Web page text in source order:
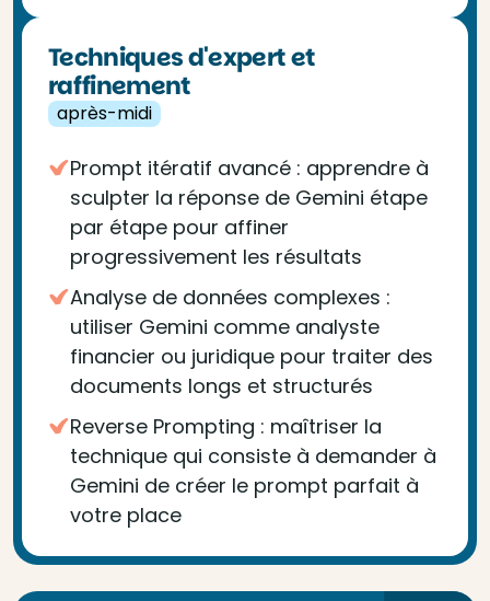
Techniques d'expert et
raffinement
après-midi
Prompt itératif avancé : apprendre à
sculpter la réponse de Gemini étape
par étape pour affiner
progressivement les résultats
Analyse de données complexes :
utiliser Gemini comme analyste
financier ou juridique pour traiter des
documents longs et structurés
Reverse Prompting : maîtriser la
technique qui consiste à demander à
Gemini de créer le prompt parfait à
votre place